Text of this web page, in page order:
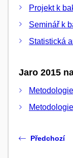
Projekt k
Seminář k
Statistická
Jaro 2015
Předchozí